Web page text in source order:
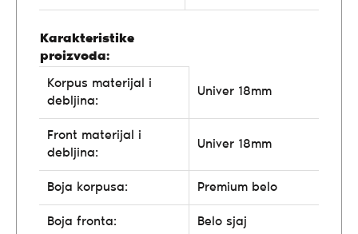
Karakteristike
proizvoda:
Korpus materijal i
debljina:
Univer 18mm
Front materijal i
debljina:
Univer 18mm
Boja korpusa: Premium belo
Boja fronta: Belo sjaj